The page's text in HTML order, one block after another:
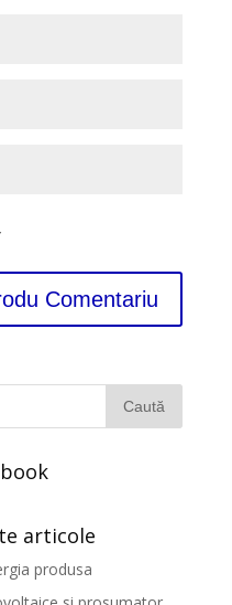
articole
produsa